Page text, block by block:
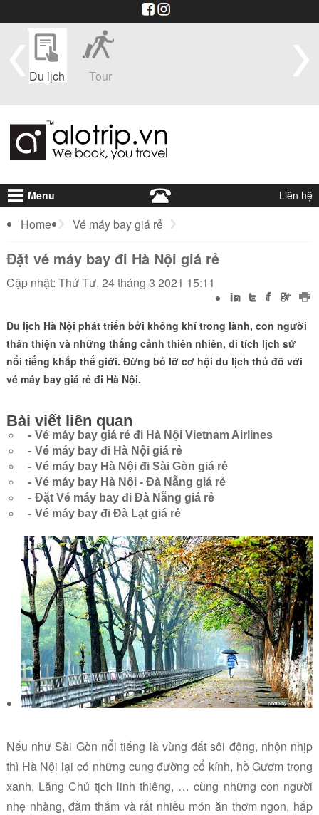
Du lịch Tour
Menu Liên hệ
Home Vé máy bay giá rẻ
Đặt vé máy bay đi Hà Nội giá rẻ
Đặt vé máy bay đi Hà Nội giá rẻ
Cập nhật: Thứ Tư, 24 tháng 3 2021 15:11
Du lịch Hà Nội phát triển bởi không khí trong lành, con người
thân thiện và những thắng cảnh thiên nhiên, di tích lịch sử
nổi tiếng khắp thế giới. Đừng bỏ lỡ cơ hội du lịch thủ đô với
vé máy bay giá rẻ đi Hà Nội.
Bài viết liên quan
Vé máy bay giá rẻ đi Hà Nội Vietnam Airlines
Vé máy bay đi Hà Nội giá rẻ
Vé máy bay Hà Nội đi Sài Gòn giá rẻ
Vé máy bay Hà Nội - Đà Nẵng giá rẻ
Đặt Vé máy bay đi Đà Nẵng giá rẻ
Vé máy bay đi Đà Lạt giá rẻ
Nếu như Sài Gòn nổi tiếng là vùng đất sôi động, nhộn nhịp
thì Hà Nội lại có những cung đường cổ kính, hồ Gươm trong
xanh, Lăng Chủ tịch linh thiêng, … cùng những con người
nhẹ nhàng, đằm thắm và rất nhiều món ăn thơm ngon, hấp